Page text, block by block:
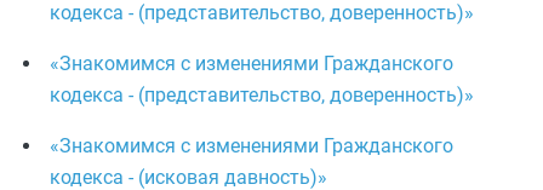
кодекса - (представительство, доверенность)»
«Знакомимся с изменениями Гражданского
кодекса - (представительство, доверенность)»
«Знакомимся с изменениями Гражданского
кодекса - (исковая давность)»